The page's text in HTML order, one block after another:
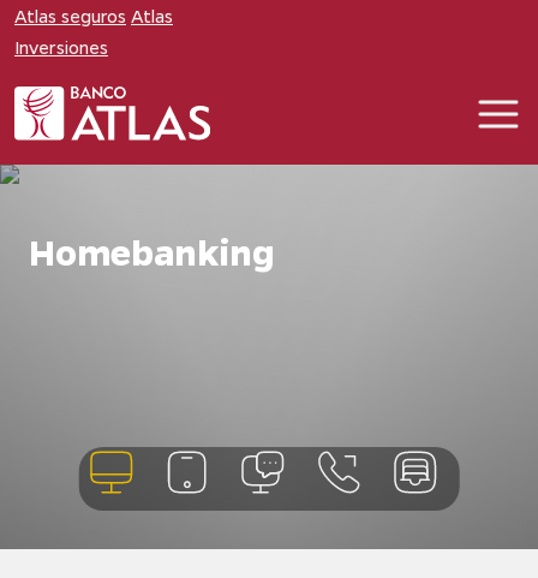
Atlas seguros Atlas
Inversiones
Homebanking